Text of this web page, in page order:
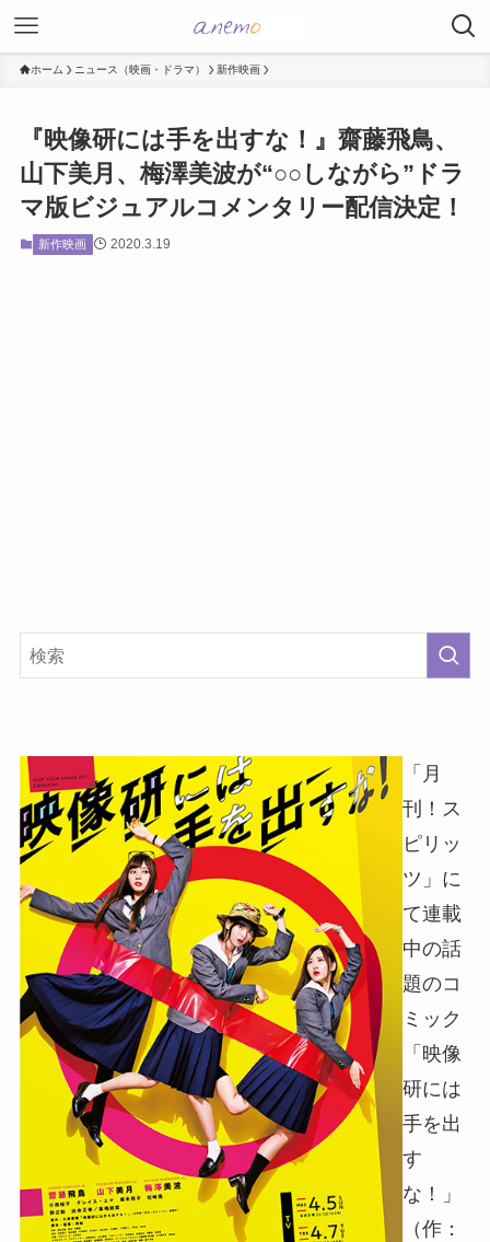
ホーム ニュース（映画・ドラマ） 新作映画
『映像研には手を出すな！』齋藤飛鳥、
山下美月、梅澤美波が“○○しながら”ドラ
マ版ビジュアルコメンタリー配信決定！
新作映画 2020.3.19
「月
刊！ス
ピリッ
ツ」に
て連載
中の話
題のコ
ミック
「映像
研には
手を出
す
な！」
（作：